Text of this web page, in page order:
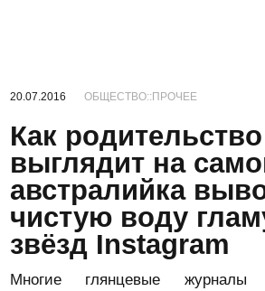
20.07.2016 ОБЩЕСТВО::ПРОЧЕЕ
Как родительство
выглядит на
австралийка
чистую воду
звёзд Instagram
Многие глянцевые журналы